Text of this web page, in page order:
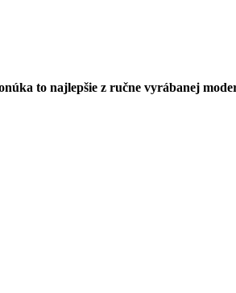
to najlepšie z ručne vyrábanej